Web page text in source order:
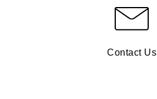
Contact Us